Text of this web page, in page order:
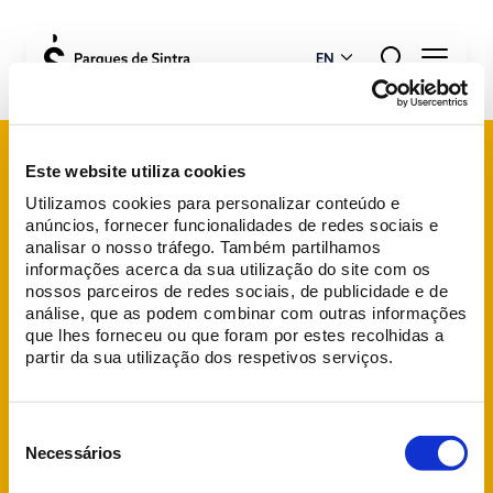
Este website utiliza cookies
Utilizamos cookies para personalizar conteúdo e
anúncios, fornecer funcionalidades de redes sociais e
analisar o nosso tráfego. Também partilhamos
informações acerca da sua utilização do site com os
nossos parceiros de redes sociais, de publicidade e de
análise, que as podem combinar com outras informações
que lhes forneceu ou que foram por estes recolhidas a
partir da sua utilização dos respetivos serviços.
Necessários
EN
info@parquesdesintra.pt
+351 21 923 73 00
FOLLOW US